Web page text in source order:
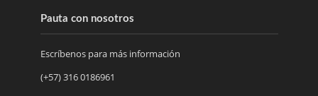
Pauta con nosotros
Escríbenos para más información
(+57) 316 0186961